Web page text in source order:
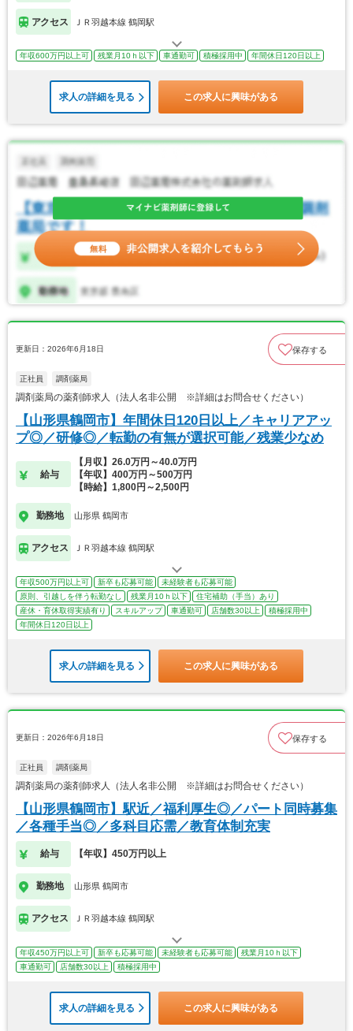
アクセス ＪＲ羽越本線 鶴岡駅
年収600万円以上可 残業月10ｈ以下 車通勤可 積極採用中 年間休日120日以上
求人の詳細を見る この求人に興味がある
更新日：2026年6月18日 保存する
正社員 調剤薬局
調剤薬局の薬剤師求人（法人名非公開 ※詳細はお問合せください）
【山形県鶴岡市】年間休日120日以上／キャリアアッ
プ◎／研修◎／転勤の有無が選択可能／残業少なめ
給与
【月収】26.0万円～40.0万円
【年収】400万円～500万円
【時給】1,800円～2,500円
勤務地 山形県 鶴岡市
アクセス ＪＲ羽越本線 鶴岡駅
年収500万円以上可 新卒も応募可能
未経験者も応募可能
原則、引越しを伴う転勤なし
残業月10ｈ以下
住宅補助（手当）あり
産休・育休取得実績有り
スキルアップ 車通勤可 店舗数30以上
積極採用中
年間休日120日以上
求人の詳細を見る この求人に興味がある
更新日：2026年6月18日 保存する
正社員 調剤薬局
調剤薬局の薬剤師求人（法人名非公開 ※詳細はお問合せください）
【山形県鶴岡市】駅近／福利厚生◎／パート同時募集
／各種手当◎／多科目応需／教育体制充実
給与 【年収】450万円以上
勤務地 山形県 鶴岡市
アクセス ＪＲ羽越本線 鶴岡駅
年収450万円以上可 新卒も応募可能 未経験者も応募可能
残業月10ｈ以下
車通勤可
店舗数30以上 積極採用中
求人の詳細を見る この求人に興味がある